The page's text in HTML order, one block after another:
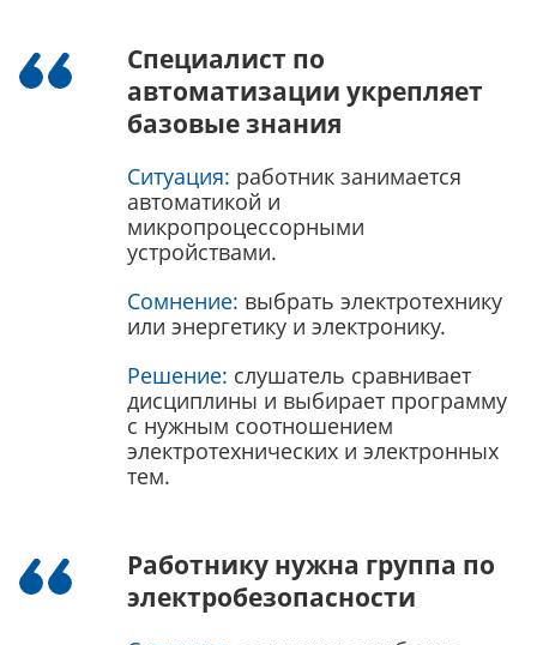
Специалист по
автоматизации укрепляет
базовые знания
Ситуация: работник занимается
автоматикой и
микропроцессорными
устройствами.
Сомнение: выбрать электротехнику
или энергетику и электронику.
Решение: слушатель сравнивает
дисциплины и выбирает программу
с нужным соотношением
электротехнических и электронных
тем.
Работнику нужна группа по
электробезопасности